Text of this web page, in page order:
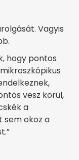
Vagyis
hogy pontos
vesz körül,
a
sem okoz a